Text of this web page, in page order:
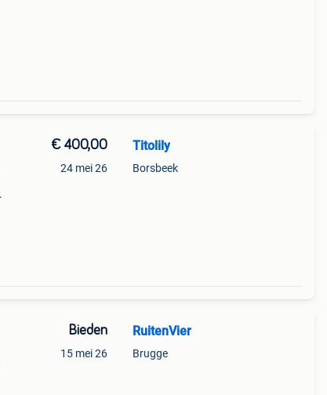
€ 400,00
24 mei 26
Titolily
Borsbeek
Bieden
15 mei 26
RuitenVier
Brugge